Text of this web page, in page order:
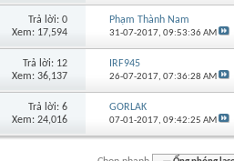
Trả lời: 0
Xem: 17,594
Phạm Thành Nam
31-07-2017,09:53:36 AM
Trả lời: 12
Xem: 36,137
IRF945
26-07-2017,07:36:28 AM
Trả lời: 6
Xem: 24,016
GORLAK
07-01-2017,09:42:25 AM